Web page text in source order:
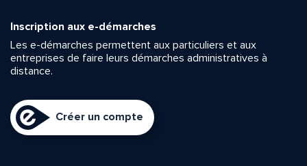
Inscription aux e-démarches
Les e-démarches permettent aux particuliers et aux
entreprises de faire leurs démarches administratives à
distance.
Créer un compte